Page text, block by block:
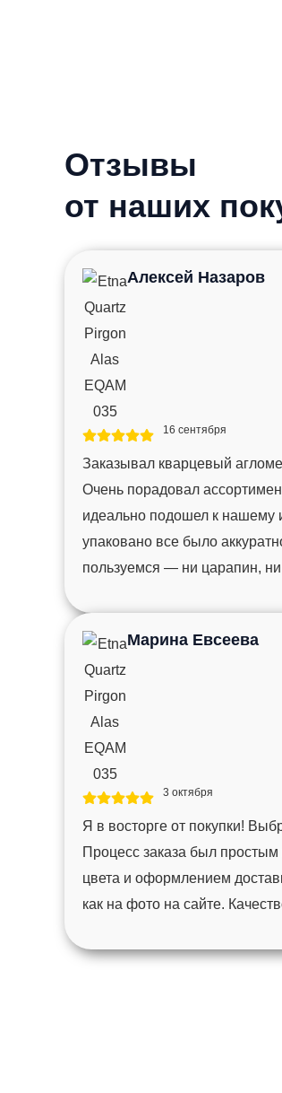
Отзывы
от наших
Алексей Назаров
16 сентября
Заказывал кварцевый
Очень порадовал
идеально подошел к нашему
упаковано все было
пользуемся — ни царапин, ни
Марина Евсеева
3 октября
Я в восторге от покупки!
Процесс заказа был
цвета и оформлением
как на фото на сайте.